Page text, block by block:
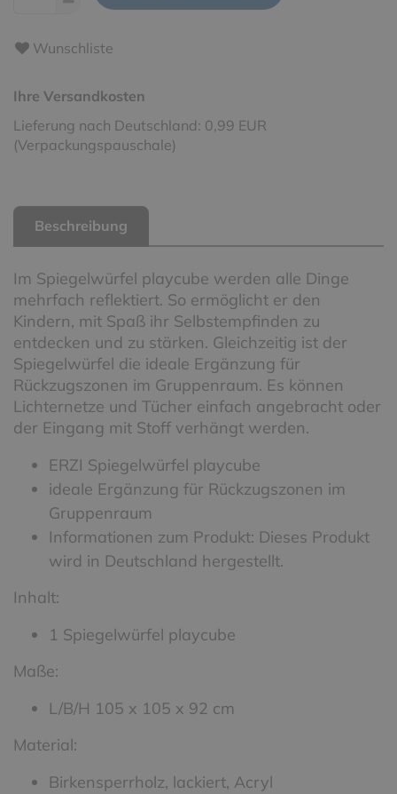
Wunschliste
Ihre Versandkosten
Lieferung nach Deutschland: 0,99 EUR
(Verpackungspauschale)
Beschreibung
Im Spiegelwürfel playcube werden alle Dinge
mehrfach reflektiert. So ermöglicht er den
Kindern, mit Spaß ihr Selbstempfinden zu
entdecken und zu stärken. Gleichzeitig ist der
Spiegelwürfel die ideale Ergänzung für
Rückzugszonen im Gruppenraum. Es können
Lichternetze und Tücher einfach angebracht oder
der Eingang mit Stoff verhängt werden.
ERZI Spiegelwürfel playcube
ideale Ergänzung für Rückzugszonen im
Gruppenraum
Informationen zum Produkt: Dieses Produkt
wird in Deutschland hergestellt.
Inhalt:
1 Spiegelwürfel playcube
Maße:
L/B/H 105 x 105 x 92 cm
Material:
Birkensperrholz, lackiert, Acryl